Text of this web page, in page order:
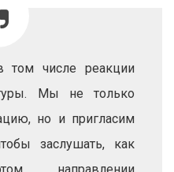
том числе реакции
Мы не только
но и пригласим
заслушать, как
направлении